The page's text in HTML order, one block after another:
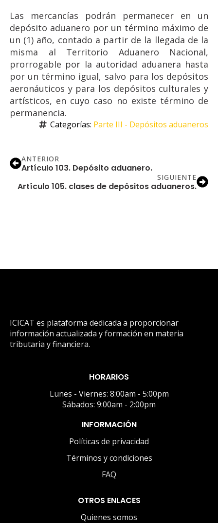
Las mercancías podrán permanecer en un
depósito aduanero por un término máximo de
un (1) año, contado a partir de la llegada de la
misma al Territorio Aduanero Nacional,
prorrogable por la autoridad aduanera hasta
por un término igual, salvo para los depósitos
aeronáuticos y para los depósitos culturales y
artísticos, en cuyo caso no existe término de
permanencia.
Categorías: Parte III - Depósitos aduaneros
ANTERIOR
Artículo 103. Depósito aduanero.
SIGUIENTE
Artículo 105. clases de depósitos aduaneros.
ICICAT es plataforma dedicada a proporcionar
información actualizada y formación en materia
tributaria y financiera.
HORARIOS
Lunes - Viernes: 8:00am - 5:00pm
Sábados: 9:00am - 2:00pm
INFORMACIÓN
Políticas de privacidad
Términos y condiciones
FAQ
OTROS ENLACES
Quienes somos